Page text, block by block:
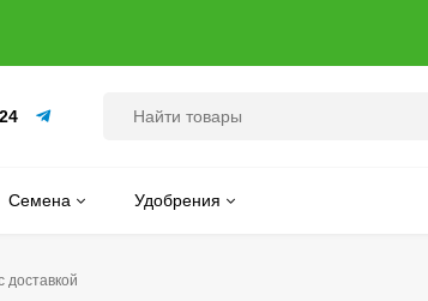
Семена Удобрения
доставкой